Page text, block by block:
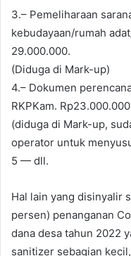
3.– Pemeliharaan
kebudayaan/rumah
29.000.000.
(Diduga di Mark-up)
4.– Dokumen
RKPKam.
(diduga di Mark-up,
operator untuk
5 — dll.
Hal lain yang disinyalir
persen) penanganan
dana desa tahun 2022
sanitizer sebagian